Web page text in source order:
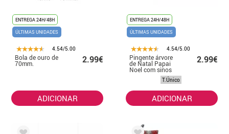
ENTREGA 24H/48H
ÚLTIMAS UNIDADES
4.54/5.00
Bola de ouro de
70mm. 2.99€
ADICIONAR
ENTREGA 24H/48H
ÚLTIMAS UNIDADES
4.54/5.00
Pingente árvore
de Natal Papai
Noel com sinos
2.99€
T.Único
ADICIONAR